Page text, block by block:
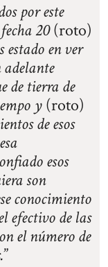
por este
20(roto)
en ver
adelante
de tierra de
y(roto)
de esos
esos
son
conocimiento
efectivo de las
el número de